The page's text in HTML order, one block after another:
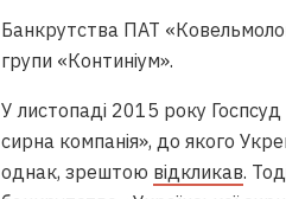
Банкрутства ПАТ
групи «Континіум».
У листопаді 2015 року Госпсуд
сирна компанія», до якого
однак, зрештою відкликав.